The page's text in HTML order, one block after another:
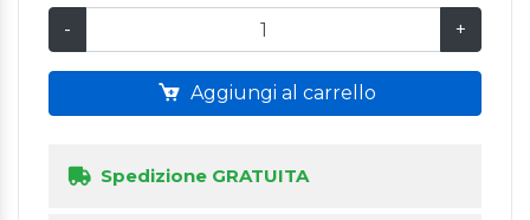
- +
Aggiungi al carrello
Spedizione GRATUITA